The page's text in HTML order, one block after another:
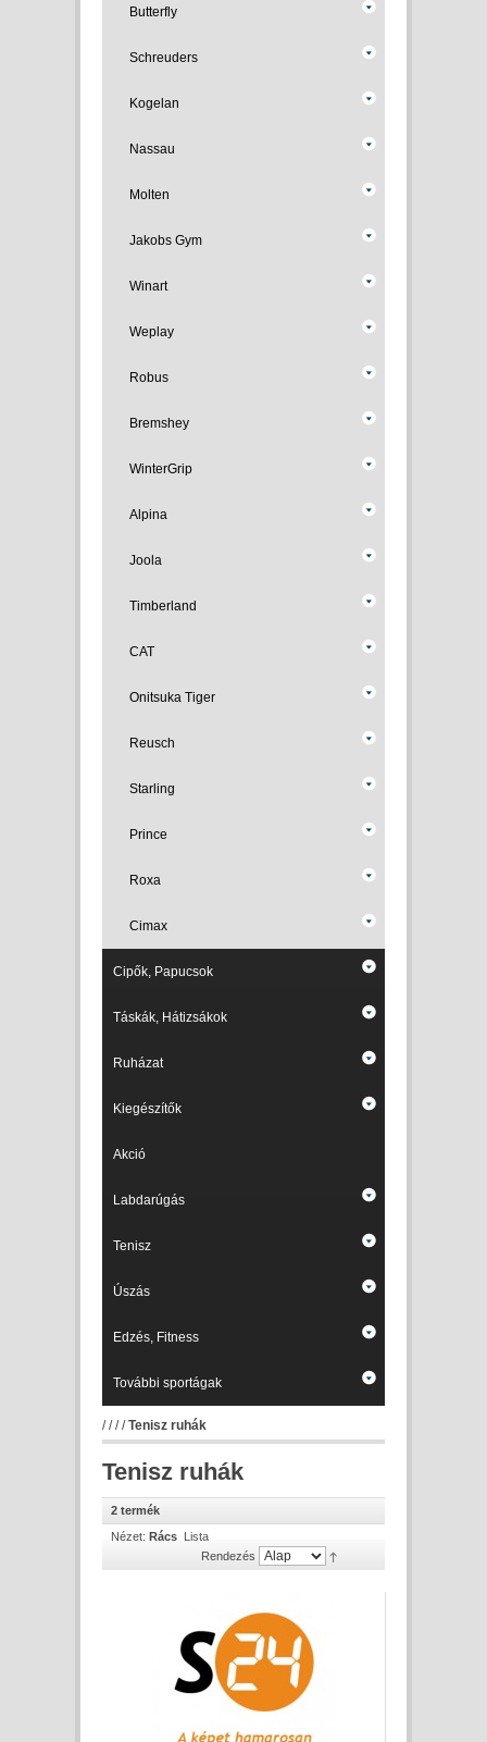
Butterfly
Schreuders
Kogelan
Nassau
Molten
Jakobs Gym
Winart
Weplay
Robus
Bremshey
WinterGrip
Alpina
Joola
Timberland
CAT
Onitsuka Tiger
Reusch
Starling
Prince
Roxa
Cimax
Cipők, Papucsok
Táskák, Hátizsákok
Ruházat
Kiegészítők
Akció
Labdarúgás
Tenisz
Úszás
Edzés, Fitness
További sportágak
////Tenisz ruhák
Tenisz ruhák
2 termék
Nézet: Rács Lista
Rendezés